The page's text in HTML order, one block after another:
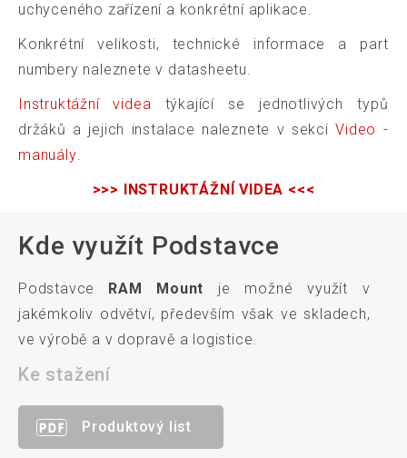
uchyceného zařízení a konkrétní aplikace.
Konkrétní velikosti, technické informace a part
numbery naleznete v datasheetu.
Instruktážní videa týkající se jednotlivých typů
držáků a jejich instalace naleznete v sekciVideo -
manuály.
>>> INSTRUKTÁŽNÍ VIDEA <<<
Kde využít Podstavce
Podstavce RAM Mount je možné využít v
jakémkoliv odvětví, především však ve skladech,
ve výrobě a v dopravě a logistice.
Ke stažení
Produktový list